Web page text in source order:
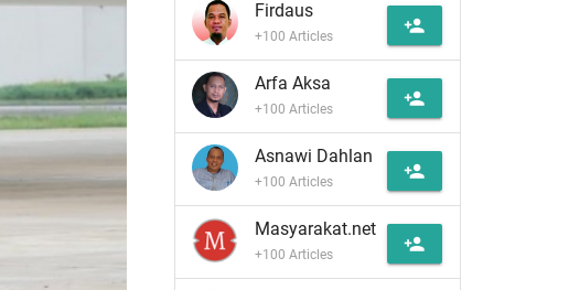
Firdaus
+100 Articles person_add
Arfa Aksa
+100 Articles person_add
Asnawi Dahlan
+100 Articles person_add
Masyarakat.net
+100 Articles person_add